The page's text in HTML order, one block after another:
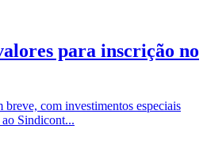
para inscrição no
com investimentos especiais
ao Sindicont...